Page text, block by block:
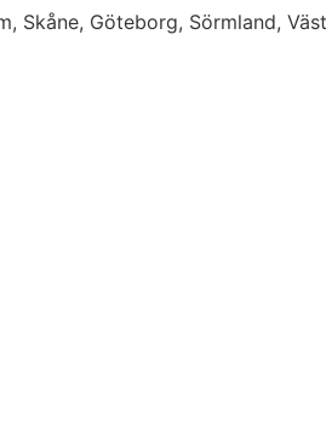
Göteborg, Sörmland,